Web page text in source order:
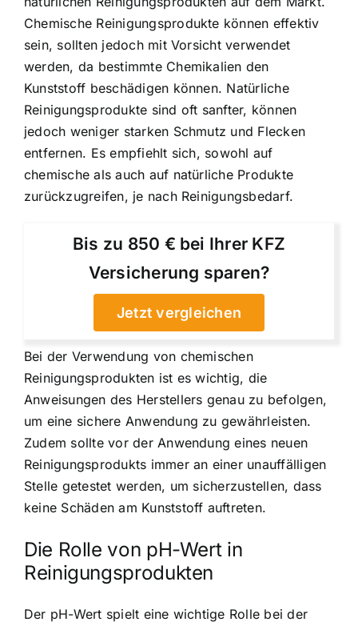
Chemische Reinigungsprodukte können effektiv
sein, sollten jedoch mit Vorsicht verwendet
werden, da bestimmte Chemikalien den
Kunststoff beschädigen können. Natürliche
Reinigungsprodukte sind oft sanfter, können
jedoch weniger starken Schmutz und Flecken
entfernen. Es empfiehlt sich, sowohl auf
chemische als auch auf natürliche Produkte
zurückzugreifen, je nach Reinigungsbedarf.
Bis zu 850 € bei Ihrer KFZ
Versicherung sparen?
Jetzt vergleichen
Bei der Verwendung von chemischen
Reinigungsprodukten ist es wichtig, die
Anweisungen des Herstellers genau zu befolgen,
um eine sichere Anwendung zu gewährleisten.
Zudem sollte vor der Anwendung eines neuen
Reinigungsprodukts immer an einer unauffälligen
Stelle getestet werden, um sicherzustellen, dass
keine Schäden am Kunststoff auftreten.
Die Rolle von pH-Wert in
Reinigungsprodukten
Der pH-Wert spielt eine wichtige Rolle bei der